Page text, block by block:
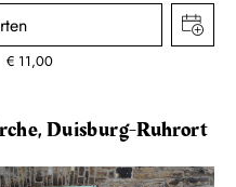
€ 11,00
Duisburg-Ruhrort